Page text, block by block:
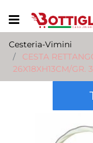
Open menu
Cesteria-Vimini
CESTA
26X18XH13CM/GR.